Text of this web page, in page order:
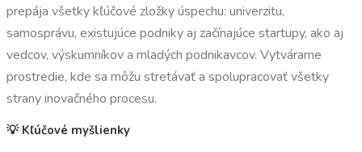
prepája všetky kľúčové zložky úspechu: univerzitu,
samosprávu, existujúce podniky aj začínajúce startupy, ako aj
vedcov, výskumníkov a mladých podnikavcov. Vytvárame
prostredie, kde sa môžu stretávať a spolupracovať všetky
strany inovačného procesu.
💡 Kľúčové myšlienky